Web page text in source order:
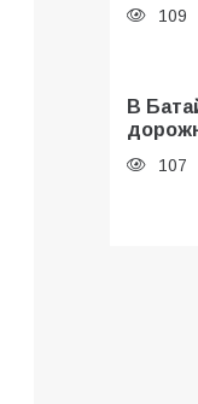
109
В
107